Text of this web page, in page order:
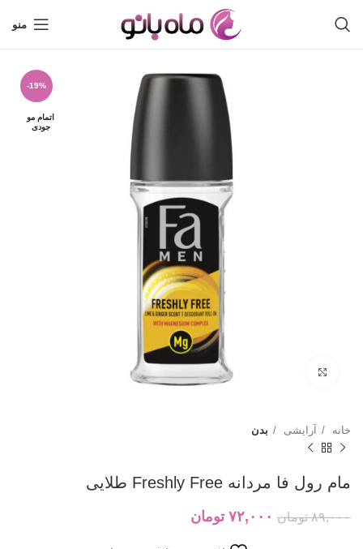
منو
-19%
اتمام مو
جودی
بزرگنمایی تصویر
خانه آرایشی بدن
مام رول فا مردانه Freshly Free طلایی
۸۹,۰۰۰ تومان ۷۲,۰۰۰ تومان